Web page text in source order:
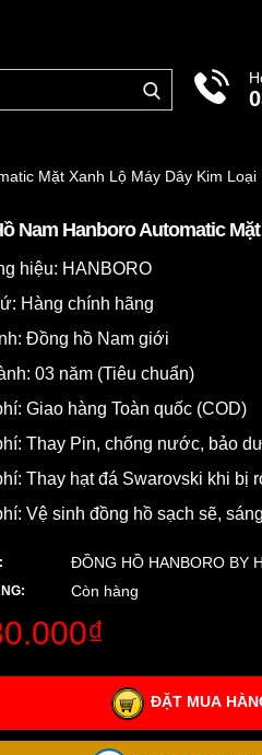
Mặt Xanh Lộ Máy Dây Kim Loại
Nam Hanboro Automatic
hiệu: HANBORO
Hàng chính hãng
Đồng hồ Nam giới
03 năm (Tiêu chuẩn)
Giao hàng Toàn quốc (COD)
Thay Pin, chống nước, bảo
Thay hạt đá Swarovski khi bị
Vệ sinh đồng hồ sạch sẽ,
ĐỒNG HỒ HANBORO BY
Còn hàng
ĐẶT MUA